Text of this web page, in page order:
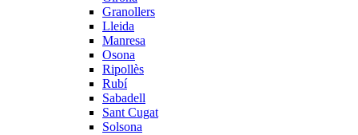
Granollers
Lleida
Manresa
Osona
Ripollès
Rubí
Sabadell
Sant Cugat
Solsona